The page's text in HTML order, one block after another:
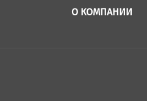
О КОМПАНИИ